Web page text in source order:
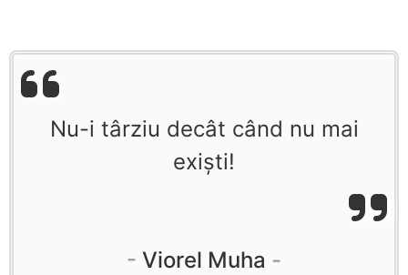
Nu-i târziu decât când nu mai
exişti!
Viorel Muha